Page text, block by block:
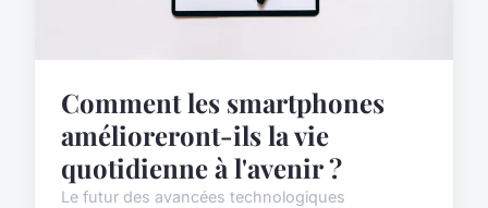
Comment les smartphones
amélioreront-ils la vie
quotidienne à l'avenir ?
Le futur des avancées technologiques